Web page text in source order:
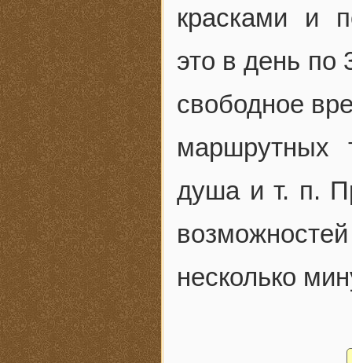
красками и
это в день по
свободное
маршрутных
душа и т. п.
несколько